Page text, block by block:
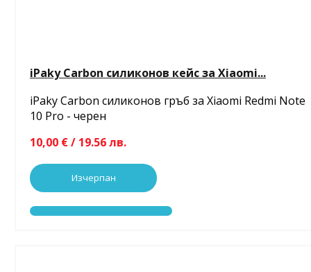
iPaky Carbon силиконов кейс за Xiaomi...
iPaky Carbon силиконов гръб за Xiaomi Redmi Note
10 Pro - черен
10,00 € / 19.56 лв.
Изчерпан